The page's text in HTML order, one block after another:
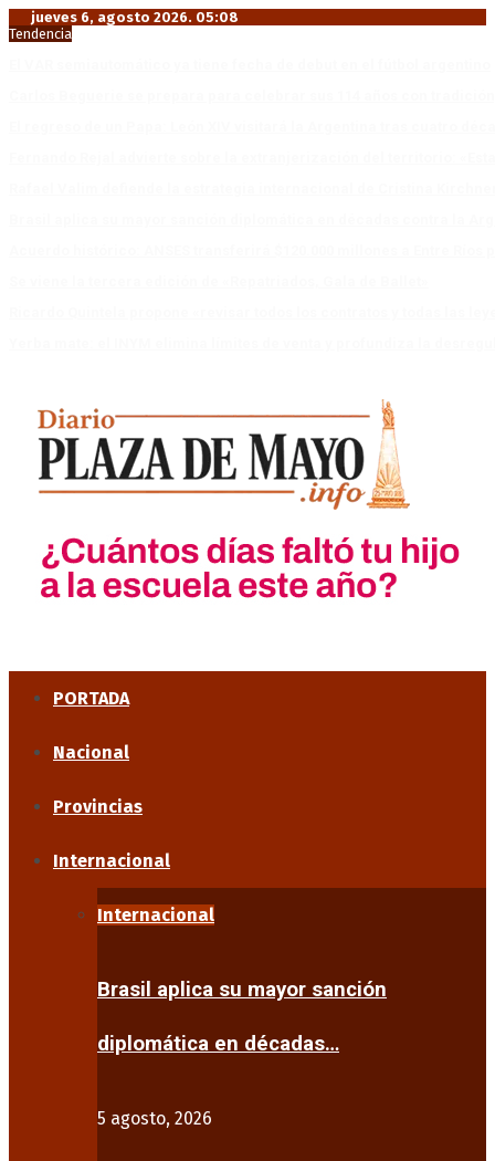
jueves 6, agosto 2026. 05:08
Tendencia
PORTADA
Nacional
Provincias
Internacional
Internacional
Brasil aplica su mayor sanción
diplomática en décadas…
5 agosto, 2026